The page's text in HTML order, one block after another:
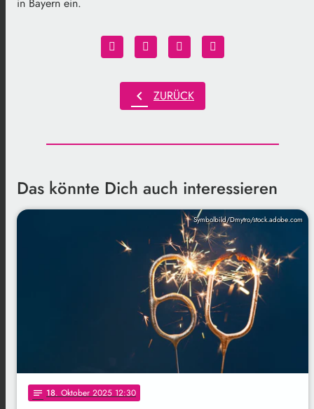
chevron_left ZURÜCK
Das könnte Dich auch interessieren
Symbolbild/Dmytro/stock.adobe.com
notes 18. Oktober 2025 12:30